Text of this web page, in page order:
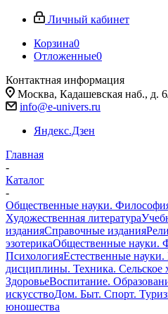
Личный кабинет
Корзина0
Отложенные0
Контактная информация
Москва, Кадашевская наб., д.
info@e-univers.ru
Яндекс.Дзен
Главная
-
Каталог
-
Общественные науки.
Художественная литература
изданияСправочные издания
эзотерикаОбщественные науки.
ПсихологияЕстественные
дисциплины. Техника. Сельское
ЗдоровьеВоспитание.
искусствоДом. Быт. Спорт.
юношества